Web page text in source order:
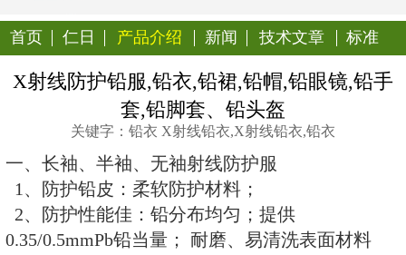
仁日 产品介绍
X射线防护铅服,铅衣,铅裙,铅
套,铅脚套、铅头
关键字：铅衣 X射线铅衣,X射线